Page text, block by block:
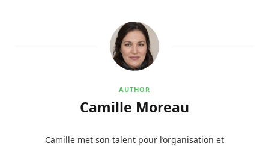
AUTHOR
Camille Moreau
Camille met son talent pour l’organisation et